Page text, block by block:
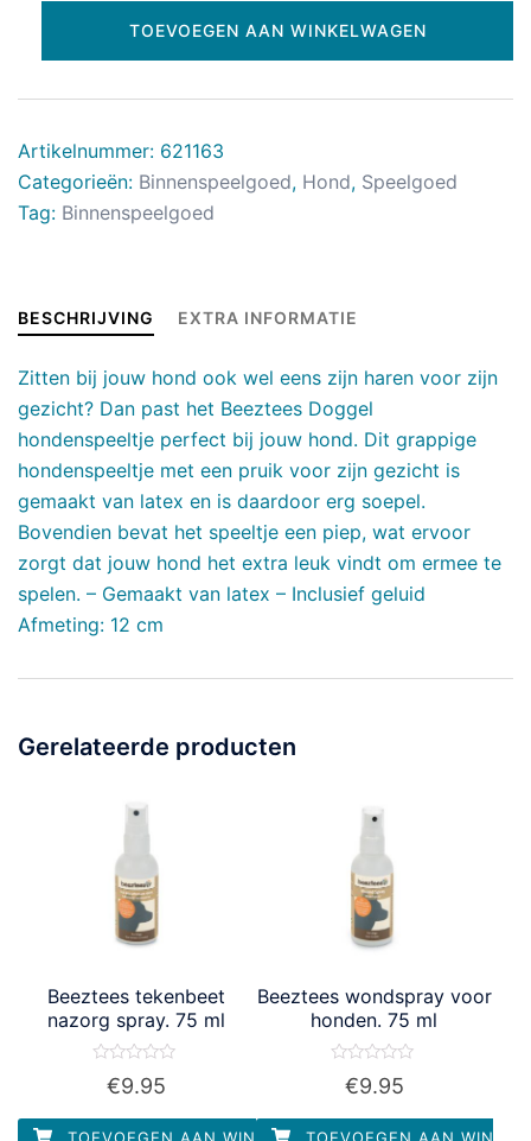
TOEVOEGEN AAN WINKELWAGEN
Artikelnummer: 621163
Categorieën: Binnenspeelgoed, Hond, Speelgoed
Tag: Binnenspeelgoed
BESCHRIJVING EXTRA INFORMATIE
Zitten bij jouw hond ook wel eens zijn haren voor zijn
gezicht? Dan past het Beeztees Doggel
hondenspeeltje perfect bij jouw hond. Dit grappige
hondenspeeltje met een pruik voor zijn gezicht is
gemaakt van latex en is daardoor erg soepel.
Bovendien bevat het speeltje een piep, wat ervoor
zorgt dat jouw hond het extra leuk vindt om ermee te
spelen. – Gemaakt van latex – Inclusief geluid
Afmeting: 12 cm
Gerelateerde producten
Beeztees tekenbeet
nazorg spray. 75 ml
Waardering
5
€9.95
TOEVOEGEN AAN WINKELWAGEN
Beeztees wondspray voor
honden. 75 ml
Waardering
5
€9.95
TOEVOEGEN AAN